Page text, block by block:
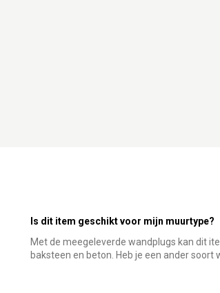
Is dit item geschikt voor mijn muurtype?
Met de meegeleverde wandplugs kan dit
baksteen en beton. Heb je een ander soort